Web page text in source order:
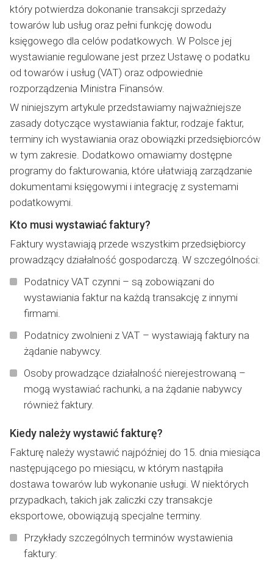
który potwierdza dokonanie transakcji sprzedaży
towarów lub usług oraz pełni funkcję dowodu
księgowego dla celów podatkowych. W Polsce jej
wystawianie regulowane jest przez Ustawę o podatku
od towarów i usług (VAT) oraz odpowiednie
rozporządzenia Ministra Finansów.
W niniejszym artykule przedstawiamy najważniejsze
zasady dotyczące wystawiania faktur, rodzaje faktur,
terminy ich wystawiania oraz obowiązki przedsiębiorców
w tym zakresie. Dodatkowo omawiamy dostępne
programy do fakturowania, które ułatwiają zarządzanie
dokumentami księgowymi i integrację z systemami
podatkowymi.
Kto musi wystawiać faktury?
Faktury wystawiają przede wszystkim przedsiębiorcy
prowadzący działalność gospodarczą. W szczególności:
Podatnicy VAT czynni – są zobowiązani do
wystawiania faktur na każdą transakcję z innymi
firmami.
Podatnicy zwolnieni z VAT – wystawiają faktury na
żądanie nabywcy.
Osoby prowadzące działalność nierejestrowaną –
mogą wystawiać rachunki, a na żądanie nabywcy
również faktury.
Kiedy należy wystawić fakturę?
Fakturę należy wystawić najpóźniej do 15. dnia miesiąca
następującego po miesiącu, w którym nastąpiła
dostawa towarów lub wykonanie usługi. W niektórych
przypadkach, takich jak zaliczki czy transakcje
eksportowe, obowiązują specjalne terminy.
Przykłady szczególnych terminów wystawienia
faktury: